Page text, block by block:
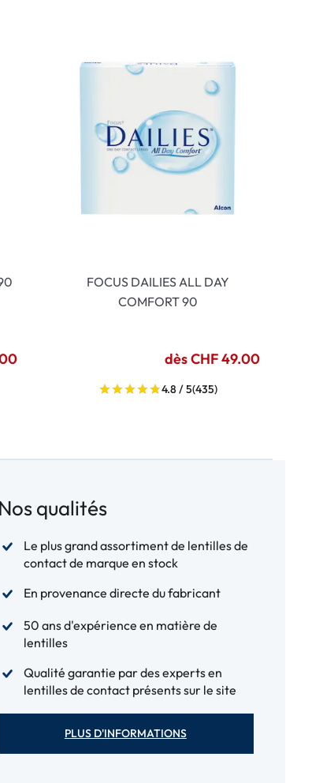
FOCUS DAILIES ALL DAY
COMFORT 90
dès CHF 49.00
4.8 / 5(435)
Nos qualités
Le plus grand assortiment de lentilles de
contact de marque en stock
En provenance directe du fabricant
50 ans d'expérience en matière de
lentilles
Qualité garantie par des experts en
lentilles de contact présents sur le site
PLUS D'INFORMATIONS